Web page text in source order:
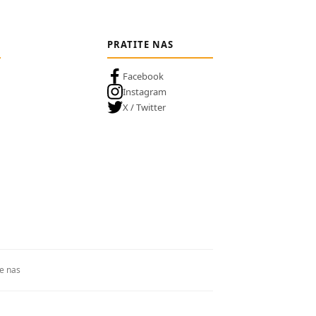
PRATITE NAS
Facebook
Instagram
X / Twitter
nas